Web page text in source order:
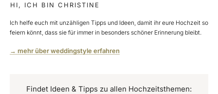
HI, ICH BIN CHRISTINE
Ich helfe euch mit unzähligen Tipps und Ideen, damit ihr eure Hochzeit so
feiern könnt, dass sie für immer in besonders schöner Erinnerung bleibt.
→ mehr über weddingstyle erfahren
Findet Ideen & Tipps zu allen Hochzeitsthemen: